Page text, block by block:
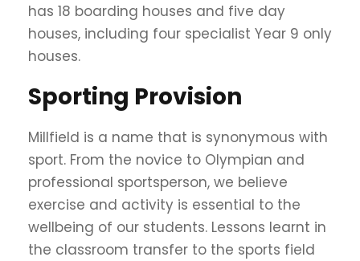
has 18 boarding houses and five day
houses, including four specialist Year 9 only
houses.
Sporting Provision
Millfield is a name that is synonymous with
sport. From the novice to Olympian and
professional sportsperson, we believe
exercise and activity is essential to the
wellbeing of our students. Lessons learnt in
the classroom transfer to the sports field